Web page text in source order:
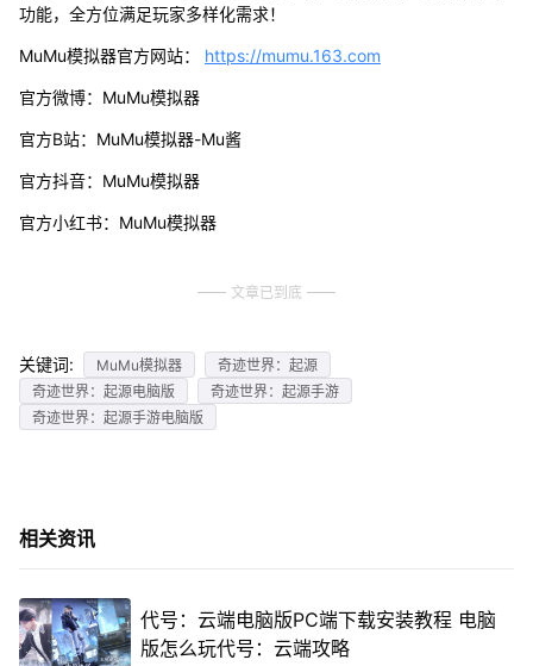
功能，全方位满足玩家多样化需求！
MuMu模拟器官方网站： https://mumu.163.com
官方微博：MuMu模拟器
官方B站：MuMu模拟器-Mu酱
官方抖音：MuMu模拟器
官方小红书：MuMu模拟器
文章已到底
关键词: MuMu模拟器
奇迹世界：起源
奇迹世界：起源电脑版
奇迹世界：起源手游
奇迹世界：起源手游电脑版
相关资讯
代号：云端电脑版PC端下载安装教程 电脑
版怎么玩代号：云端攻略